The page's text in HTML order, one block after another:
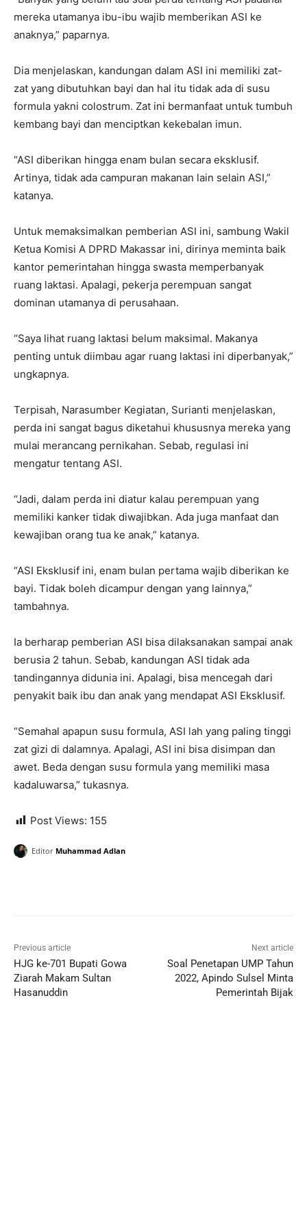
mereka utamanya ibu-ibu wajib memberikan ASI ke
anaknya,” paparnya.
Dia menjelaskan, kandungan dalam ASI ini memiliki zat-
zat yang dibutuhkan bayi dan hal itu tidak ada di susu
formula yakni colostrum. Zat ini bermanfaat untuk tumbuh
kembang bayi dan menciptkan kekebalan imun.
“ASI diberikan hingga enam bulan secara eksklusif.
Artinya, tidak ada campuran makanan lain selain ASI,”
katanya.
Untuk memaksimalkan pemberian ASI ini, sambung Wakil
Ketua Komisi A DPRD Makassar ini, dirinya meminta baik
kantor pemerintahan hingga swasta memperbanyak
ruang laktasi. Apalagi, pekerja perempuan sangat
dominan utamanya di perusahaan.
“Saya lihat ruang laktasi belum maksimal. Makanya
penting untuk diimbau agar ruang laktasi ini diperbanyak,”
ungkapnya.
Terpisah, Narasumber Kegiatan, Surianti menjelaskan,
perda ini sangat bagus diketahui khususnya mereka yang
mulai merancang pernikahan. Sebab, regulasi ini
mengatur tentang ASI.
“Jadi, dalam perda ini diatur kalau perempuan yang
memiliki kanker tidak diwajibkan. Ada juga manfaat dan
kewajiban orang tua ke anak,” katanya.
“ASI Eksklusif ini, enam bulan pertama wajib diberikan ke
bayi. Tidak boleh dicampur dengan yang lainnya,”
tambahnya.
Ia berharap pemberian ASI bisa dilaksanakan sampai anak
berusia 2 tahun. Sebab, kandungan ASI tidak ada
tandingannya didunia ini. Apalagi, bisa mencegah dari
penyakit baik ibu dan anak yang mendapat ASI Eksklusif.
“Semahal apapun susu formula, ASI lah yang paling tinggi
zat gizi di dalamnya. Apalagi, ASI ini bisa disimpan dan
awet. Beda dengan susu formula yang memiliki masa
kadaluwarsa,” tukasnya.
Post Views: 155
Editor Muhammad Adlan
Previous article
HJG ke-701 Bupati Gowa
Ziarah Makam Sultan
Hasanuddin
Next article
Soal Penetapan UMP Tahun
2022, Apindo Sulsel Minta
Pemerintah Bijak